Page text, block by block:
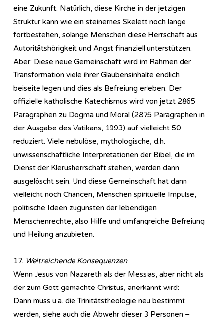
eine Zukunft. Natürlich, diese Kirche in der jetzigen
Struktur kann wie ein steinernes Skelett noch lange
fortbestehen, solange Menschen diese Herrschaft aus
Autoritätshörigkeit und Angst finanziell unterstützen.
Aber: Diese neue Gemeinschaft wird im Rahmen der
Transformation viele ihrer Glaubensinhalte endlich
beiseite legen und dies als Befreiung erleben. Der
offizielle katholische Katechismus wird von jetzt 2865
Paragraphen zu Dogma und Moral (2875 Paragraphen in
der Ausgabe des Vatikans, 1993) auf vielleicht 50
reduziert. Viele nebulöse, mythologische, d.h.
unwissenschaftliche Interpretationen der Bibel, die im
Dienst der Klerusherrschaft stehen, werden dann
ausgelöscht sein. Und diese Gemeinschaft hat dann
vielleicht noch Chancen, Menschen spirituelle Impulse,
politische Ideen zugunsten der lebendigen
Menschenrechte, also Hilfe und umfangreiche Befreiung
und Heilung anzubieten.
17. Weitreichende Konsequenzen
Wenn Jesus von Nazareth als der Messias, aber nicht als
der zum Gott gemachte Christus, anerkannt wird:
Dann muss u.a. die Trinitätstheologie neu bestimmt
werden, siehe auch die Abwehr dieser 3 Personen –